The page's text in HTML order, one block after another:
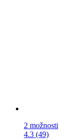
2 možnosti
4.3 (49)